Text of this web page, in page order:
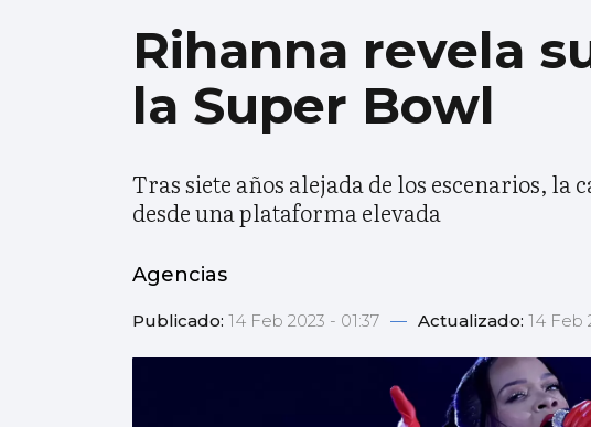
Rihanna revela
la Super Bowl
Tras siete años alejada de los escenarios,
desde una plataforma elevada
Agencias
Publicado: 14 Feb 2023 - 01:37 — Actualizado: 14 Feb